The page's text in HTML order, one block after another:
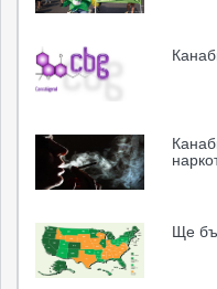
Ще